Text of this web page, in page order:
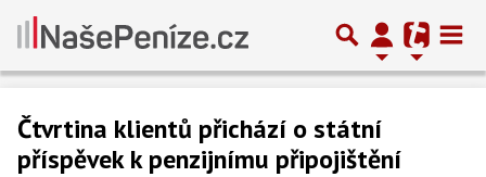
Čtvrtina klientů přichází o státní
příspěvek k penzijnímu připojištění